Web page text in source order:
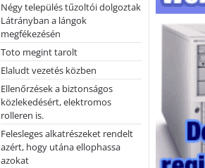
Négy település tűzoltói dolgoztak
Látrányban a lángok
megfékezésén
Toto megint tarolt
Elaludt vezetés közben
Ellenőrzések a biztonságos
közlekedésért, elektromos
rolleren is.
Felesleges alkatrészeket rendelt
azért, hogy utána ellophassa
azokat